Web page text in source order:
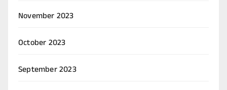
November 2023
October 2023
September 2023